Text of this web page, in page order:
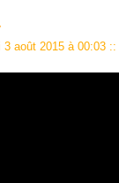
3 août 2015 à 00:03 ::